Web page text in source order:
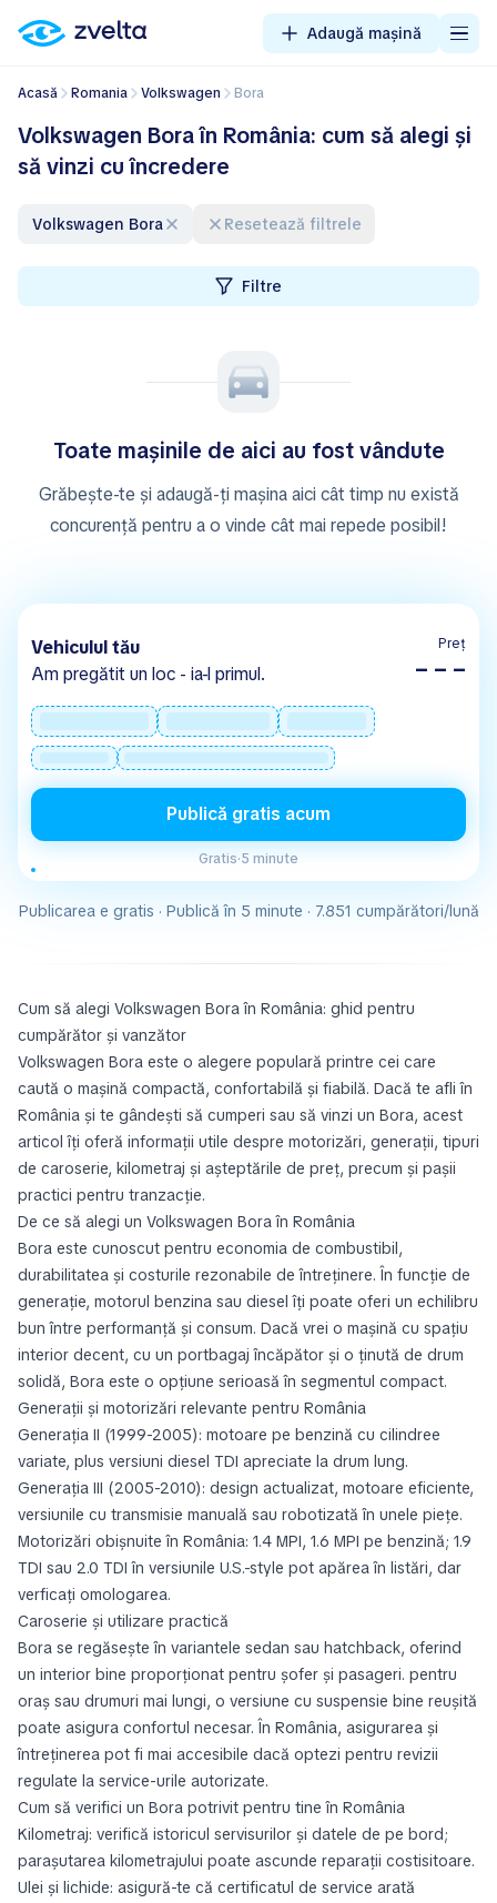
Adaugă mașină
Acasă Romania Volkswagen Bora
Volkswagen Bora în România: cum să alegi și
să vinzi cu încredere
Volkswagen Bora Resetează filtrele
Filtre
Toate mașinile de aici au fost vândute
Grăbește-te și adaugă-ți mașina aici cât timp nu există
concurență pentru a o vinde cât mai repede posibil!
Vehiculul tău
Am pregătit un loc - ia-l primul.
Preț
– – –
Publică gratis acum
Gratis·5 minute
Publicarea e gratis · Publică în 5 minute · 7.851 cumpărători/lună
Cum să alegi Volkswagen Bora în România: ghid pentru
cumpărător și vanzător
Volkswagen Bora este o alegere populară printre cei care
caută o mașină compactă, confortabilă și fiabilă. Dacă te afli în
România și te gândești să cumperi sau să vinzi un Bora, acest
articol îți oferă informații utile despre motorizări, generații, tipuri
de caroserie, kilometraj și așteptările de preț, precum și pașii
practici pentru tranzacție.
De ce să alegi un Volkswagen Bora în România
Bora este cunoscut pentru economia de combustibil,
durabilitatea și costurile rezonabile de întreținere. În funcție de
generație, motorul benzina sau diesel îți poate oferi un echilibru
bun între performanță și consum. Dacă vrei o mașină cu spațiu
interior decent, cu un portbagaj încăpător și o ținută de drum
solidă, Bora este o opțiune serioasă în segmen­tul compact.
Generații și motorizări relevante pentru România
Generația II (1999-2005): motoare pe benzină cu cilindree
variate, plus versiuni diesel TDI apreciate la drum lung.
Generația III (2005-2010): design actualizat, motoare eficiente,
versiunile cu transmisie manuală sau robotizată în unele piețe.
Motorizări obișnuite în România: 1.4 MPI, 1.6 MPI pe benzină; 1.9
TDI sau 2.0 TDI în versiunile U.S.-style pot apărea în listări, dar
verficați omologarea.
Caroserie și utilizare practică
Bora se regăsește în variantele sedan sau hatchback, oferind
un interior bine proporționat pentru șofer și pasageri. pentru
oraș sau drumuri mai lungi, o versiune cu suspensie bine reușită
poate asigura confortul necesar. În România, asigurarea și
întreținerea pot fi mai accesibile dacă optezi pentru revizii
regulate la service-urile autorizate.
Cum să verifici un Bora potrivit pentru tine în România
Kilometraj: verifică istoricul servisurilor și datele de pe bord;
parașutarea kilometrajului poate ascunde reparații costisitoare.
Ulei și lichide: asigură-te că certificatul de service arată